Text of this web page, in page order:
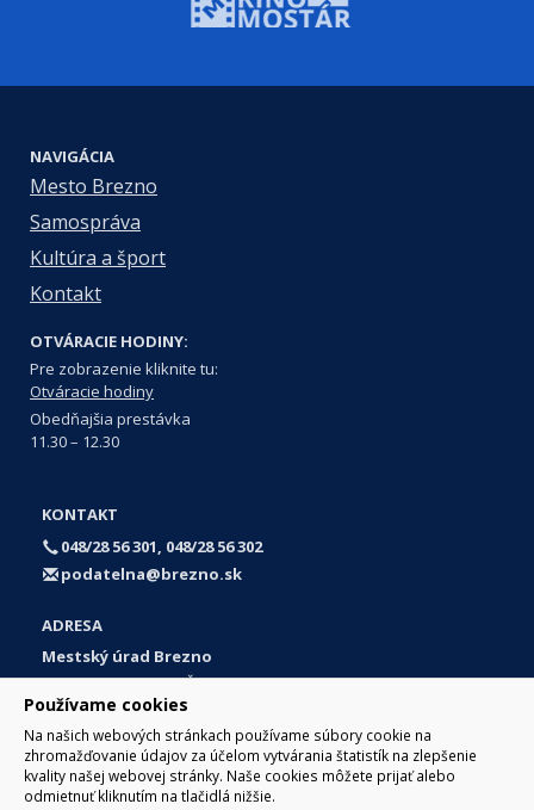
Používame cookies
Na našich webových stránkach používame súbory cookie na
zhromažďovanie údajov za účelom vytvárania štatistík na zlepšenie
kvality našej webovej stránky. Naše cookies môžete prijať alebo
odmietnuť kliknutím na tlačidlá nižšie.
NAVIGÁCIA
Mesto Brezno
Samospráva
Kultúra a šport
Kontakt
OTVÁRACIE HODINY:
Pre zobrazenie kliknite tu:
Otváracie hodiny
Obedňajšia prestávka
11.30 – 12.30
KONTAKT
048/28 56 301, 048/28 56 302
podatelna@brezno.sk
ADRESA
Mestský úrad Brezno
Námestie gen. M. R. Štefánika 1
977 01 Brezno
Slovakia (Slovak Republic)